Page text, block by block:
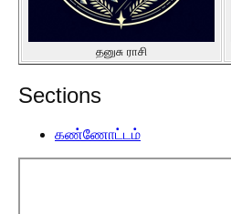
தனுசு ராசி
Sections
கண்ணோட்டம்